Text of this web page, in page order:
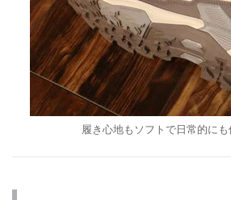
履き心地もソフトで日常的に